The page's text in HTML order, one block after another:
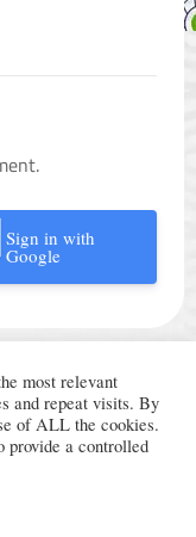
Sign in with
Google
الأحكام
most relevant
and repeat visits. By
of ALL the cookies.
provide a controlled